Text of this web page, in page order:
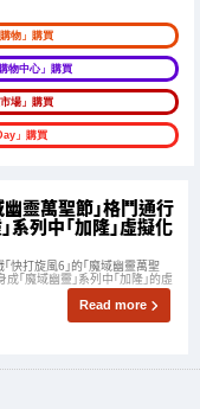
物」購買
物中心」購買
場」購買
」購買
幽靈萬聖節」格鬥通行
系列中「加隆」虛擬化
快打旋風6」的「魔域幽靈萬聖
「魔域幽靈」系列中「加隆」的虛
Read more